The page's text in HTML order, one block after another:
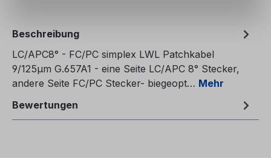
Beschreibung
LC/APC8° - FC/PC simplex LWL Patchkabel
9/125µm G.657A1 - eine Seite LC/APC 8° Stecker,
andere Seite FC/PC Stecker- biegeopt… Mehr
Bewertungen